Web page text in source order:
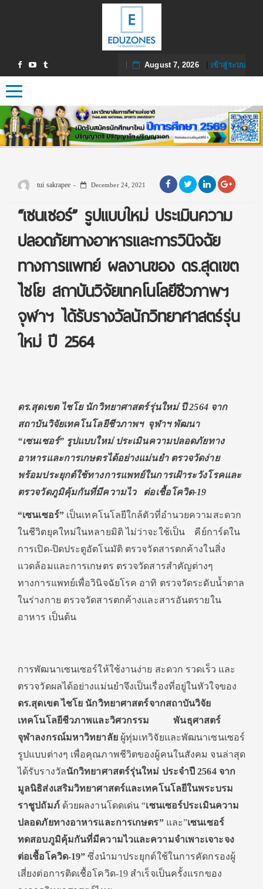
August 7, 2026| เข้าสู่ระบบ
Toggle navigation
tui sakrapee December 24, 2021
“เซนเซอร์” รูปแบบใหม่ ประเมินความ
ปลอดภัยทางอาหารและการวินิจฉัย
ทางการแพทย์ ผลงานของ ดร.สุดเขต
ไชโย สถาบันวิจัยเทคโนโลยีชีวภาพฯ
จุฬาฯ ได้รับรางวัลนักวิทยาศาสตร์รุ่น
ใหม่ ปี 2564
ดร.สุดเขต ไชโย นักวิทยาศาสตร์รุ่นใหม่ ปี2564จาก
สถาบันวิจัยเทคโนโลยีชีวภาพฯ จุฬาฯ พัฒนา
“เซนเซอร์” รูปแบบใหม่ ประเมินความปลอดภัยทาง
อาหารและการเกษตรได้อย่างแม่นยำ ตรวจวัดง่าย
พร้อมประยุกต์ใช้ทางการแพทย์ในการเฝ้าระวังโรคและ
ตรวจวัดภูมิคุ้มกันที่มีความไว ต่อเชื้อโควิด-19
“เซนเซอร์” เป็นเทคโนโลยีใกล้ตัวที่อำนวยความสะดวก
ในชีวิตยุคใหม่ในหลายมิติ ไม่ว่าจะใช้เป็น คีย์การ์ดใน
การเปิด-ปิดประตูอัตโนมัติ ตรวจวัดสารตกค้างในสิ่ง
แวดล้อมและการเกษตร ตรวจวัดสารสำคัญต่างๆ
ทางการแพทย์เพื่อวินิจฉัยโรค อาทิ ตรวจวัดระดับน้ำตาล
ในร่างกาย ตรวจวัดสารตกค้างและสารอันตรายใน
อาหาร เป็นต้น
การพัฒนาเซนเซอร์ให้ใช้งานง่าย สะดวก รวดเร็ว และ
ตรวจวัดผลได้อย่างแม่นยำจึงเป็นเรื่องที่อยู่ในหัวใจของ
ดร.สุดเขต ไชโย นักวิทยาศาสตร์จากสถาบันวิจัย
เทคโนโลยีชีวภาพและวิศวกรรม พันธุศาสตร์
จุฬาลงกรณ์มหาวิทยาลัย ผู้ทุ่มเทวิจัยและพัฒนาเซนเซอร์
รูปแบบต่างๆ เพื่อคุณภาพชีวิตของผู้คนในสังคม จนล่าสุด
ได้รับรางวัลนักวิทยาศาสตร์รุ่นใหม่ ประจำปี2564 จาก
มูลนิธิส่งเสริมวิทยาศาสตร์และเทคโนโลยีในพระบรม
ราชูปถัมภ์ ด้วยผลงานโดดเด่น “เซนเซอร์ประเมินความ
ปลอดภัยทางอาหารและการเกษตร”และ”เซนเซอร์
ทดสอบภูมิคุ้มกันที่มีความไวและความจำเพาะเจาะจง
ต่อเชื้อโควิด-19”ซึ่งนำมาประยุกต์ใช้ในการคัดกรองผู้
เสี่ยงต่อการติดเชื้อโควิด-19 สำเร็จเป็นครั้งแรกของ